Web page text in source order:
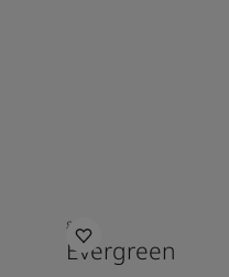
8479
Evergreen